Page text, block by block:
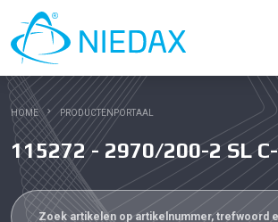
HOME PRODUCTENPORTAAL
115272 - 2970/200-2 SL